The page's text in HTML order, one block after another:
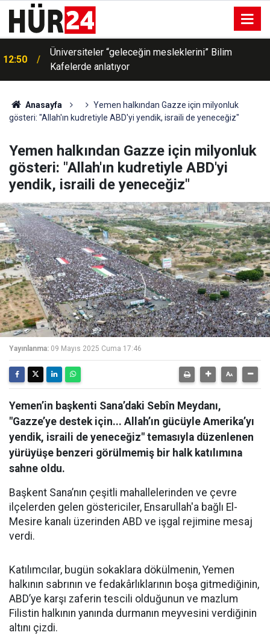
12:50
Üniversiteler “geleceğin mesleklerini” Bilim
Kafelerde anlatıyor
12:46
Siirt’te 2 günde 2 açık kalp ameliyatı
Anasayfa
Yemen halkından Gazze için milyonluk
gösteri: "Allah'ın kudretiyle ABD'yi yendik, israili de yeneceğiz"
Yemen halkından Gazze için milyonluk
gösteri: "Allah'ın kudretiyle ABD'yi
yendik, israili de yeneceğiz"
Yayınlanma: 09 Mayıs 2025 Cuma 17:46
Yemen’in başkenti Sana’daki Sebîn Meydanı,
"Gazze’ye destek için... Allah’ın gücüyle Amerika’yı
yendik, israili de yeneceğiz" temasıyla düzenlenen
yürüyüşe benzeri görülmemiş bir halk katılımına
sahne oldu.
Başkent Sana’nın çeşitli mahallelerinden ve çevre
ilçelerden gelen göstericiler, Ensarullah'a bağlı El-
Mesire kanalı üzerinden ABD ve işgal rejimine mesaj
verdi.
Katılımcılar, bugün sokaklara dökülmenin, Yemen
halkının sabrının ve fedakârlıklarının boşa gitmediğinin,
ABD’ye karşı zaferin tescili olduğunun ve mazlum
Filistin halkının yanında durmanın meyvesini verdiğinin
altını çizdi.